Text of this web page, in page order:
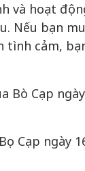
và hoạt
Nếu bạn
tình cảm,
Bò Cạp
Cạp ngày